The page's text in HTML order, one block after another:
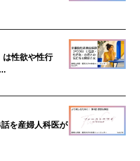
は性欲や性行
を産婦人科医が